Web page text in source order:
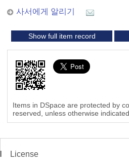
사서에게 알리기
Show full item record
Items in DSpace are protected by
reserved, unless otherwise indicated.
License